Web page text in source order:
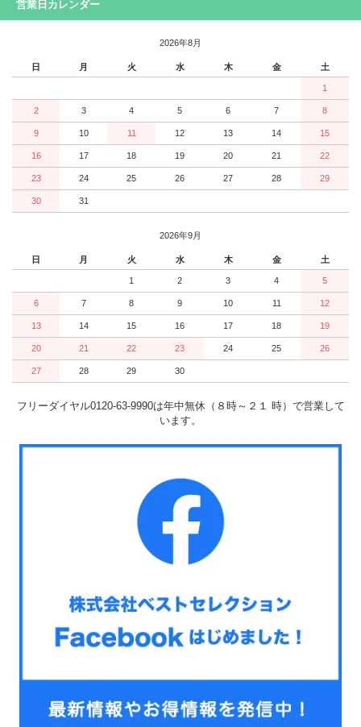
営業日カレンダー
2026年8月
日 月 火 水 木 金 土
1
2 3 4 5 6 7 8
9 10 11 12 13 14 15
16 17 18 19 20 21 22
23 24 25 26 27 28 29
30 31
2026年9月
日 月 火 水 木 金 土
1 2 3 4 5
6 7 8 9 10 11 12
13 14 15 16 17 18 19
20 21 22 23 24 25 26
27 28 29 30
フリーダイヤル0120-63-9990は年中無休（８時～２１ 時）で営業して
います。